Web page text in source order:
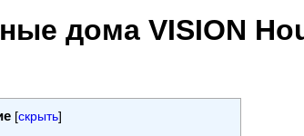
дома VISION
[скрыть]